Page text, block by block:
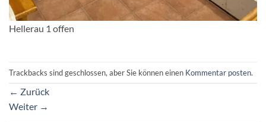
Hellerau 1 offen
Trackbacks sind geschlossen, aber Sie können einen Kommentar posten.
← Zurück
Weiter →